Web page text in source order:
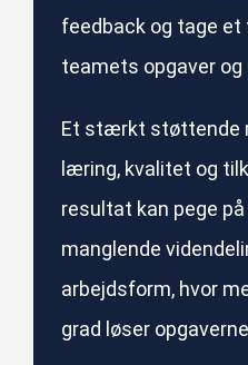
feedback og tage
teamets opgaver og
Et stærkt støttende
læring, kvalitet og
resultat kan pege
manglende
arbejdsform, hvor
grad løser